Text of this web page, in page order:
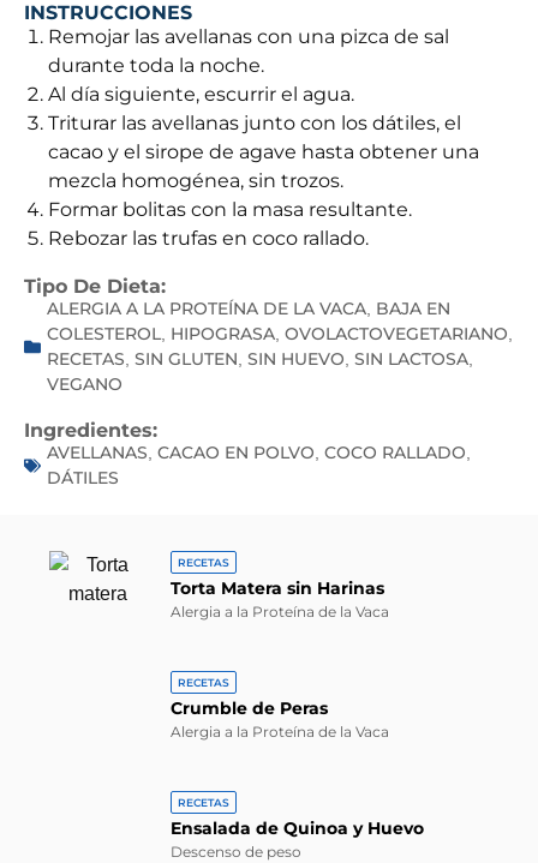
INSTRUCCIONES
Remojar las avellanas con una pizca de sal
durante toda la noche.
Al día siguiente, escurrir el agua.
Triturar las avellanas junto con los dátiles, el
cacao y el sirope de agave hasta obtener una
mezcla homogénea, sin trozos.
Formar bolitas con la masa resultante.
Rebozar las trufas en coco rallado.
Tipo De Dieta:
ALERGIA A LA PROTEÍNA DE LA VACA BAJA EN
COLESTEROL HIPOGRASA OVOLACTOVEGETARIANO
RECETAS SIN GLUTEN SIN HUEVO SIN LACTOSA
VEGANO
Ingredientes:
AVELLANAS CACAO EN POLVO COCO RALLADO
DÁTILES
RECETAS
Torta Matera sin Harinas
Alergia a la Proteína de la Vaca
RECETAS
Crumble de Peras
Alergia a la Proteína de la Vaca
RECETAS
Ensalada de Quinoa y Huevo
Descenso de peso